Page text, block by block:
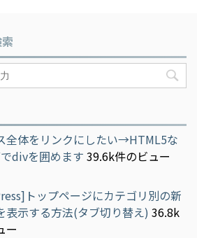
全体をリンクにしたい→HTML5な
divを囲めます 39.6k件のビュー
トップページにカテゴリ別の新
表示する方法(タブ切り替え) 36.8k
ー